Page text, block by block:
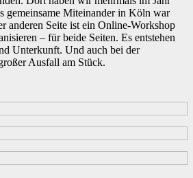
gemeinsame Miteinander in Köln war
anderen Seite ist ein Online-Workshop
– für beide Seiten. Es entstehen
Unterkunft. Und auch bei der
Ausfall am Stück.